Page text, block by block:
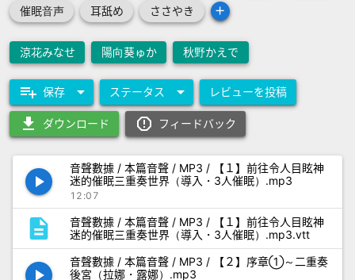
催眠音声 耳舐め ささやき add
涼花みなせ 陽向葵ゅか 秋野かえで
playlist_add 保存 arrow_drop_down ステータス arrow_drop_down レビューを投稿
download ダウンロード report_gmailerrorred フィードバック
play_arrow
音聲數據 / 本篇音聲 / MP3 / 【１】前往令人目眩神
迷的催眠三重奏世界（導入・3人催眠）.mp3
12:07
description
音聲數據 / 本篇音聲 / MP3 / 【１】前往令人目眩神
迷的催眠三重奏世界（導入・3人催眠）.mp3.vtt
play_arrow
音聲數據 / 本篇音聲 / MP3 / 【２】序章①～二重奏
後宮（拉娜・露娜）.mp3